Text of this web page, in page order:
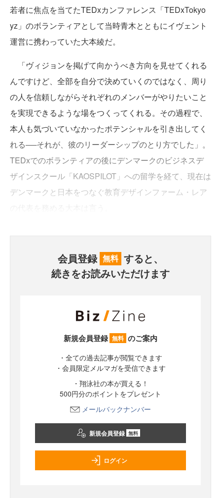
若者に焦点を当てたTEDxカンファレンス「TEDxTokyo
yz」のボランティアとして当時青木とともにイヴェント
運営に携わっていた大本綾だ。
「ヴィジョンを掲げて向かうべき方向を見せてくれる
んですけど、全部を自分で決めていくのではなく、周り
の人を信頼しながらそれぞれのメンバーがやりたいこと
を実現できるような場をつくってくれる。その過程で、
本人も気づいていなかったポテンシャルを引き出してく
れる──それが、彼のリーダーシップのとり方でした」。
TEDxでのボランティアの後にデンマークのビジネスデ
ザインスクール「KAOSPILOT」への留学を経て、現在は
デンマークと日本をつなぐ教育デザインファーム・レア
会員登録 無料 すると、
続きをお読みいただけます
新規会員登録 無料 のご案内
・全ての過去記事が閲覧できます
・会員限定メルマガを受信できます
・翔泳社の本が買える！
500円分のポイントをプレゼント
メールバックナンバー
新規会員登録 無料
ログイン